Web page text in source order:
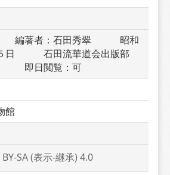
　編著者：石田秀翠　　　昭和
日　　　石田流華道会出版部
　　即日閲覧：可
館
BY-SA (表示-継承) 4.0